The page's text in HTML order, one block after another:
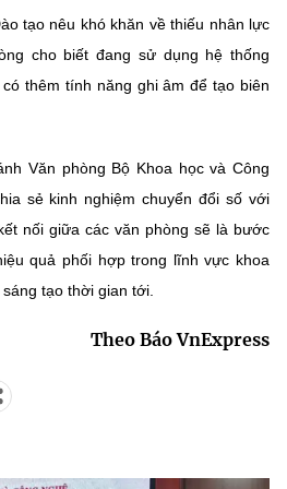
tạo nêu khó khăn về thiếu nhân lực
cho biết đang sử dụng hệ thống
thêm tính năng ghi âm để tạo biên
Văn phòng Bộ Khoa học và Công
sẻ kinh nghiệm chuyển đổi số với
nối giữa các văn phòng sẽ là bước
quả phối hợp trong lĩnh vực khoa
tạo thời gian tới.
Theo Báo VnExpress